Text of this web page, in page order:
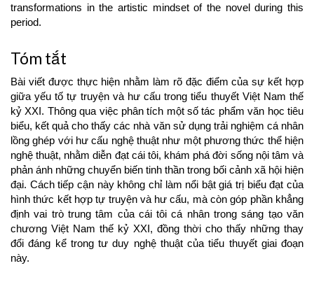
transformations in the artistic mindset of the novel during this
period.
Tóm tắt
Bài viết được thực hiện nhằm làm rõ đặc điểm của sự kết hợp
giữa yếu tố tự truyện và hư cấu trong tiểu thuyết Việt Nam thế
kỷ XXI. Thông qua việc phân tích một số tác phẩm văn học tiêu
biểu, kết quả cho thấy các nhà văn sử dụng trải nghiệm cá nhân
lồng ghép với hư cấu nghệ thuật như một phương thức thể hiện
nghệ thuật, nhằm diễn đạt cái tôi, khám phá đời sống nội tâm và
phản ánh những chuyển biến tinh thần trong bối cảnh xã hội hiện
đại. Cách tiếp cận này không chỉ làm nổi bật giá trị biểu đạt của
hình thức kết hợp tự truyện và hư cấu, mà còn góp phần khẳng
định vai trò trung tâm của cái tôi cá nhân trong sáng tạo văn
chương Việt Nam thế kỷ XXI, đồng thời cho thấy những thay
đổi đáng kể trong tư duy nghệ thuật của tiểu thuyết giai đoạn
này.